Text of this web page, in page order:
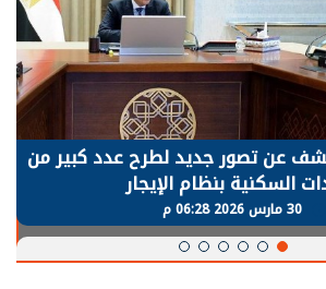
توقف الأنشطة في قطاع الطاقة
لعودة معدلات الإنتاج الطبيعية
30 مارس 2026 05:08 م